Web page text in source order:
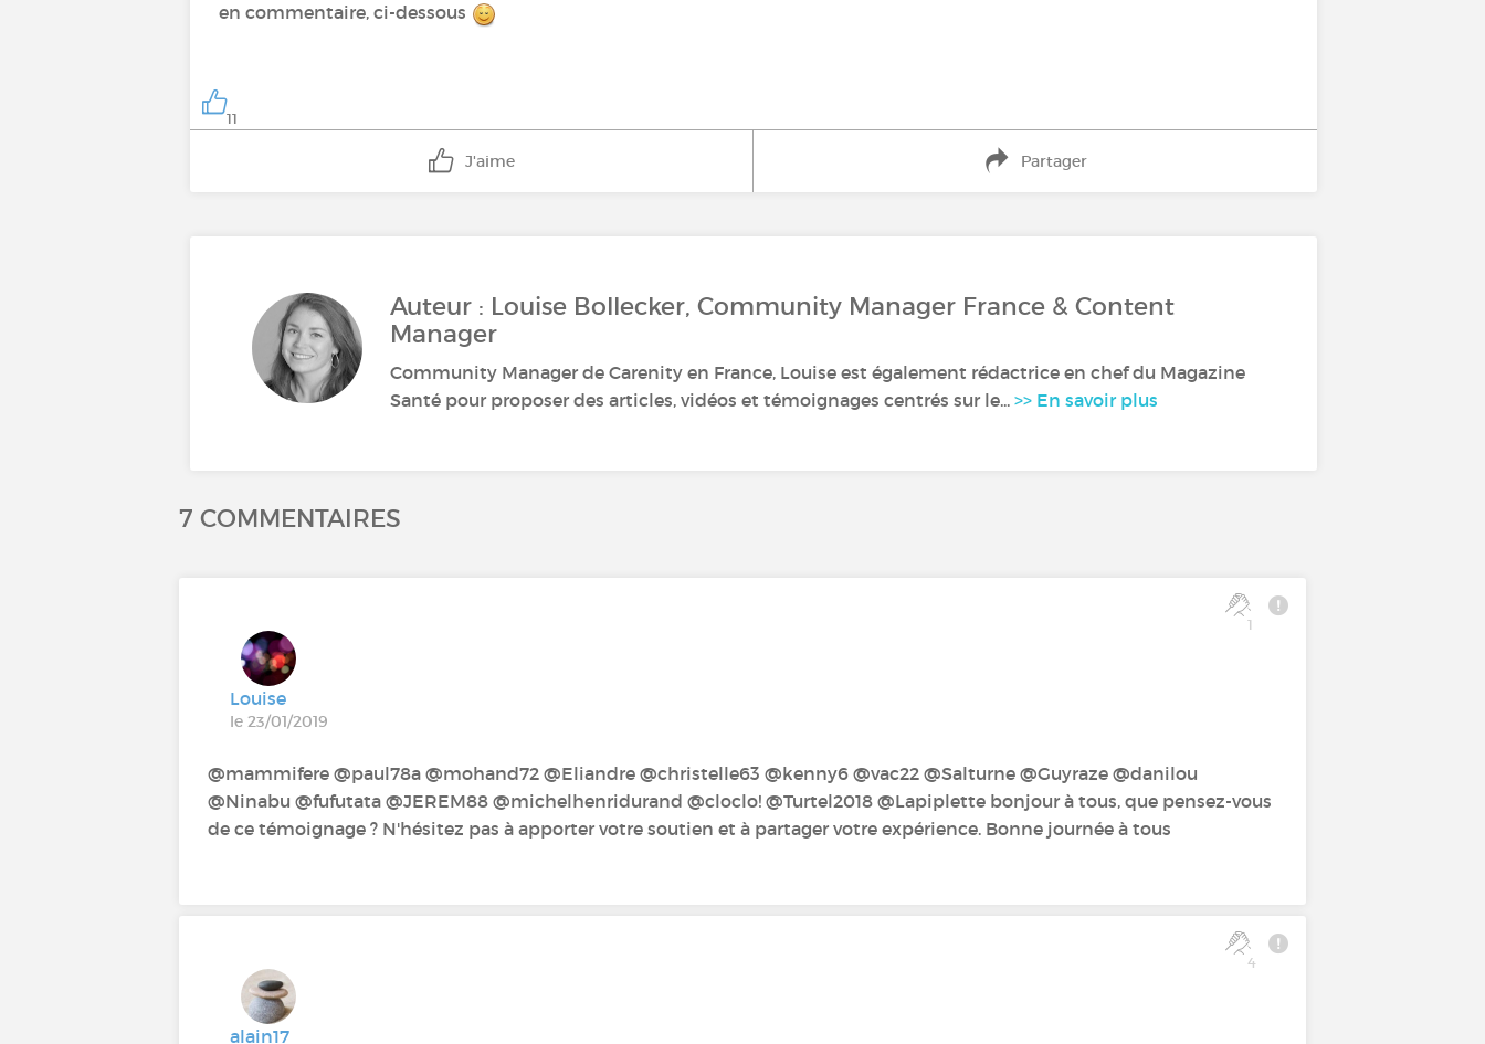
en commentaire, ci-dessous
11
J'aime Partager
Auteur : Louise Bollecker, Community Manager France & Content
Manager
Community Manager de Carenity en France, Louise est également rédactrice en chef du Magazine
Santé pour proposer des articles, vidéos et témoignages centrés sur le... >> En savoir plus
7 COMMENTAIRES
1
Louise
le 23/01/2019
@mammifere‍ @paul78a‍ @mohand72‍ @Eliandre‍ @christelle63‍ @kenny6‍ @vac22‍ @Salturne‍ @Guyraze‍ @danilou‍
@Ninabu‍ @fufutata‍ @JEREM88‍ @michelhenridurand‍ @cloclo!‍ @Turtel2018‍ @Lapiplette‍ bonjour à tous, que pensez-vous
de ce témoignage ? N'hésitez pas à apporter votre soutien et à partager votre expérience. Bonne journée à tous
4
alain17